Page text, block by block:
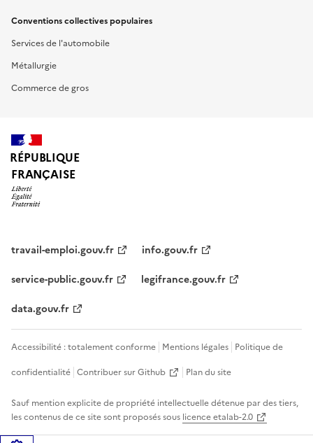
Conventions collectives populaires
Services de l'automobile
Métallurgie
Commerce de gros
RÉPUBLIQUE
FRANÇAISE
travail-emploi.gouv.fr
info.gouv.fr
service-public.gouv.fr
legifrance.gouv.fr
data.gouv.fr
Accessibilité : totalement conforme Mentions légales Politique de
confidentialité Contribuer sur Github Plan du site
Sauf mention explicite de propriété intellectuelle détenue par des tiers,
les contenus de ce site sont proposés sous licence etalab-2.0